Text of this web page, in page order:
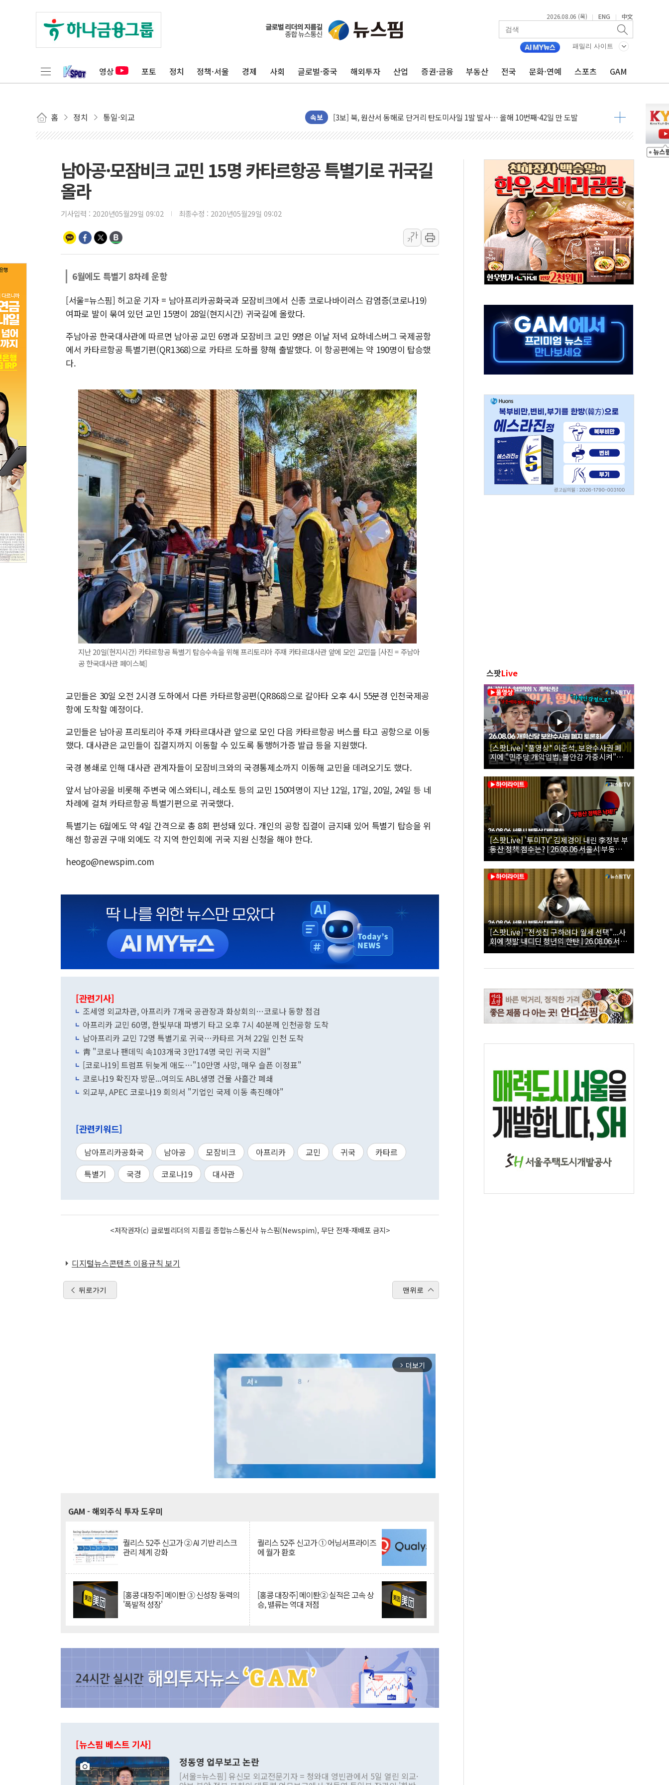
2026.08.06 (목) | ENG | 中文
패밀리 사이트
영상 포토 정치 정책·서울 경제 사회 글로벌·중국 해외투자 산업 증권·금융 부동산 전국 문화·연예 스포츠 GAM
홈 정치 통일·외교 속보
[베트남 증시] 지수 하락 속 'DGC' 임시 주총 기대감에 홀로 상한가…마진 잔액은 사상 최고
'월가의 황제' 다이먼 "금융시장 레버리지 위험수위…숨은 차입이 더 큰 변수"
김정관 산업부 장관 "주 52시간 손봐야, 경쟁상대 中과 비교해야"
우크라 드론 전술, 중남미 콜롬비아에 새 안보 위기… 반군·마약카르텔이 습득해 전투 활용
동해해경, 독도 해상서 부유물 감긴 어선 구조
구미 폐염산처리업체서 불 2시간30여분만에 진화...외국인 노동자 숨져
해군과 함께하는 '불금전파, 송정' 시즌2
강원도 폭염특보 11일째…온열질환·가축 피해 최소화 '총력 대응'
[코인 시황] 비트코인, ETF 자금 유입에도 박스권…美 암호화폐 법안 처리 여부도 변수
[르포] 39도 폭염 속 잠실 개표소 시위 '62일째'..."대부분 여기서 상주"
강원·전라권 폭염중대경보 확대…온열질환자 2665명·사망 23명
빚투·레버리지 줄었지만, 반도체 두 종목에 코스피 '휘청'
[2보] 북한, 원산서 동해상 단거리 탄도미사일 발사
양주 가전제품 창고서 화재…차량 3대·건물 1동 전소
종로·중구 오피스 78%가 준공 10년 이상…리뉴얼이 경쟁력 가른다
남아공·모잠비크 교민 15명 카타르항공 특별기로 귀국길
올라
기사입력 : 2020년05월29일 09:02 최종수정 : 2020년05월29일 09:02
가
가
6월에도 특별기 8차례 운항
[서울=뉴스핌] 허고운 기자 = 남아프리카공화국과 모잠비크에서 신종 코로나바이러스 감염증(코로나19)
여파로 발이 묶여 있던 교민 15명이 28일(현지시간) 귀국길에 올랐다.
주남아공 한국대사관에 따르면 남아공 교민 6명과 모잠비크 교민 9명은 이날 저녁 요하네스버그 국제공항
에서 카타르항공 특별기편(QR1368)으로 카타르 도하를 향해 출발했다. 이 항공편에는 약 190명이 탑승했
다.
지난 20일(현지시간) 카타르항공 특별기 탑승수속을 위해 프리토리아 주재 카타르대사관 앞에 모인 교민들 [사진 = 주남아
공 한국대사관 페이스북]
교민들은 30일 오전 2시경 도하에서 다른 카타르항공편(QR868)으로 갈아타 오후 4시 55분경 인천국제공
항에 도착할 예정이다.
교민들은 남아공 프리토리아 주재 카타르대사관 앞으로 모인 다음 카타르항공 버스를 타고 공항으로 이동
했다. 대사관은 교민들이 집결지까지 이동할 수 있도록 통행허가증 발급 등을 지원했다.
국경 봉쇄로 인해 대사관 관계자들이 모잠비크와의 국경통제소까지 이동해 교민을 데려오기도 했다.
앞서 남아공을 비롯해 주변국 에스와티니, 레소토 등의 교민 150여명이 지난 12일, 17일, 20일, 24일 등 네
차례에 걸쳐 카타르항공 특별기편으로 귀국했다.
특별기는 6월에도 약 4일 간격으로 총 8회 편성돼 있다. 개인의 공항 집결이 금지돼 있어 특별기 탑승을 위
해선 항공권 구매 외에도 각 지역 한인회에 귀국 지원 신청을 해야 한다.
heogo@newspim.com
[관련기사]
조세영 외교차관, 아프리카 7개국 공관장과 화상회의…코로나 동향 점검
아프리카 교민 60명, 한빛부대 파병기 타고 오후 7시 40분께 인천공항 도착
남아프리카 교민 72명 특별기로 귀국…카타르 거쳐 22일 인천 도착
靑 "코로나 팬데믹 속103개국 3만174명 국민 귀국 지원"
[코로나19] 트럼프 뒤늦게 애도…"10만명 사망, 매우 슬픈 이정표"
코로나19 확진자 방문...여의도 ABL생명 건물 사흘간 폐쇄
외교부, APEC 코로나19 회의서 "기업인 국제 이동 촉진해야"
[관련키워드]
남아프리카공화국 남아공 모잠비크 아프리카 교민 귀국
카타르
특별기
국경 코로나19 대사관
<저작권자(c) 글로벌리더의 지름길 종합뉴스통신사 뉴스핌(Newspim), 무단 전재-재배포 금지>
디지털뉴스콘텐츠 이용규칙 보기
뒤로가기 맨위로
arrow_forward_ios 더보기
GAM - 해외주식 투자 도우미
퀄리스 52주 신고가 ② AI 기반 리스크
관리 체계 강화
퀄리스 52주 신고가 ① 어닝서프라이즈
에 월가 환호
[홍콩 대장주] 메이퇀 ③ 신성장 동력의
'폭발적 성장'
[홍콩 대장주] 메이퇀② 실적은 고속 상
승, 밸류는 역대 저점
[뉴스핌 베스트 기사]
정동영 업무보고 논란
[서울=뉴스핌] 유신모 외교전문기자 = 청와대 영빈관에서 5일 열린 외교·
스팟Live
[스팟Live] *풀영상* 이준석, 보완수사권 폐
지에 "민주당 개악입법, 불안감 가중시켜"｜
26.08.06 개혁신당 보완수사권 폐지 토론회
[스팟Live] '투미TV' 김제경이 내린 李정부 부
동산 정책 점수는? | 26.08.06 서울시 부동산
대토론회
[스팟Live] "전셋집 구하려다 월세 선택"...사
회에 첫발 내디딘 청년의 한탄 | 26.08.06 서울
시 부동산 대토론회